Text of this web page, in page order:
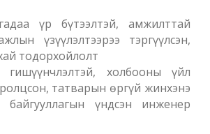
үр бүтээлтэй, амжилттай
үзүүлэлтээрээ тэргүүлсэн,
тодорхойлолт
гишүүнчлэлтэй, холбооны үйл
татварын өргүй жинхэнэ
үндсэн инженер